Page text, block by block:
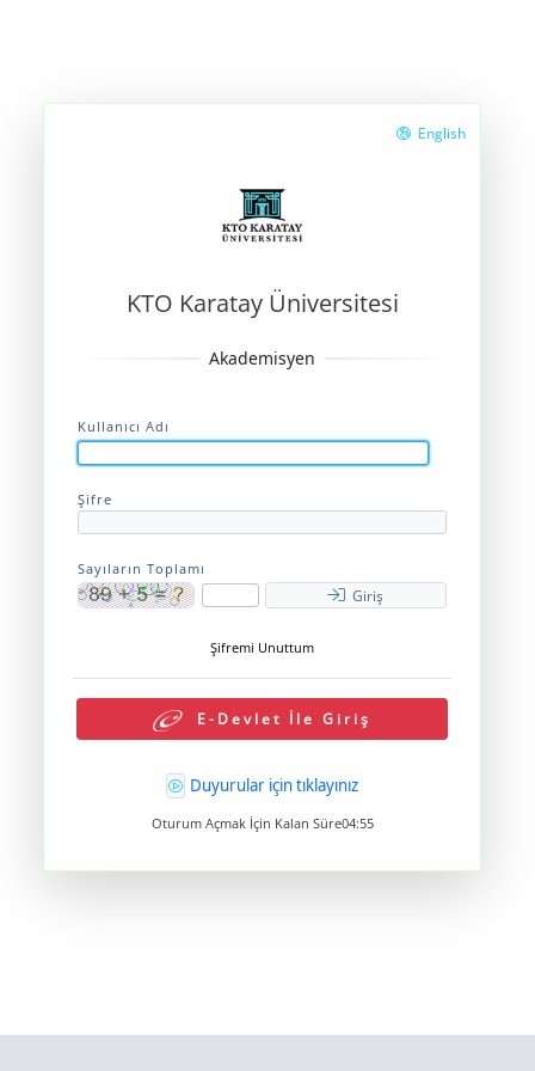
English
KTO Karatay Üniversitesi
Kullanıcı Adı
Şifre
Sayıların Toplamı
Giriş
Şifremi Unuttum
E-Devlet İle Giriş
Duyurular için tıklayınız
Oturum Açmak İçin Kalan Süre04:55